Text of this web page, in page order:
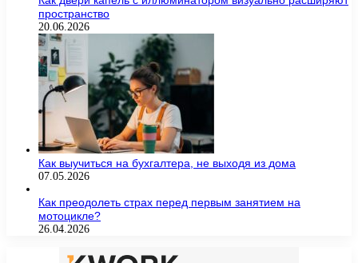
пространство
20.06.2026
Как выучиться на бухгалтера, не выходя из дома
07.05.2026
Как преодолеть страх перед первым занятием на
мотоцикле?
26.04.2026